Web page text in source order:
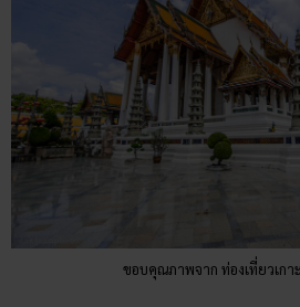
ขอบคุณภาพจาก ท่องเที่ยวเกา